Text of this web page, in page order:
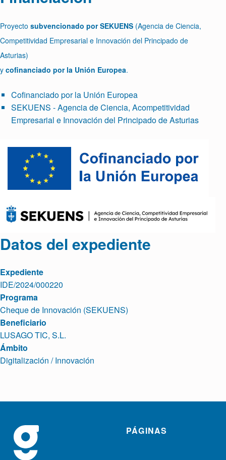
Proyecto subvencionado por SEKUENS (Agencia de Ciencia,
Competitividad Empresarial e Innovación del Principado de
Asturias)
y cofinanciado por la Unión Europea.
Cofinanciado por la Unión Europea
SEKUENS - Agencia de Ciencia, Acompetitividad
Empresarial e Innovación del Principado de Asturias
Datos del expediente
Expediente
IDE/2024/000220
Programa
Cheque de Innovación (SEKUENS)
Beneficiario
LUSAGO TIC, S.L.
Ámbito
Digitalización / Innovación
Skip back to main navigation
PÁGINAS